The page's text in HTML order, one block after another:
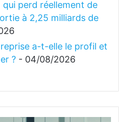
qui perd réellement de
à 2,25 milliards de
a-t-elle le profil et
? - 04/08/2026